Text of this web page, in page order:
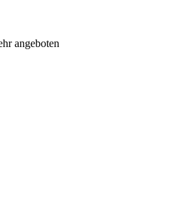
angeboten